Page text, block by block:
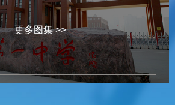
更多图集 >>